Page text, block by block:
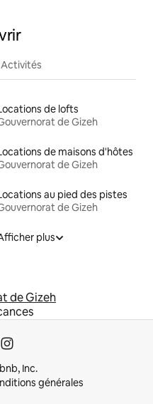
Activités
de lofts
de Gizeh
de maisons d'hôtes
de Gizeh
au pied des pistes
de Gizeh
plus
de Gizeh
Inc.
générales